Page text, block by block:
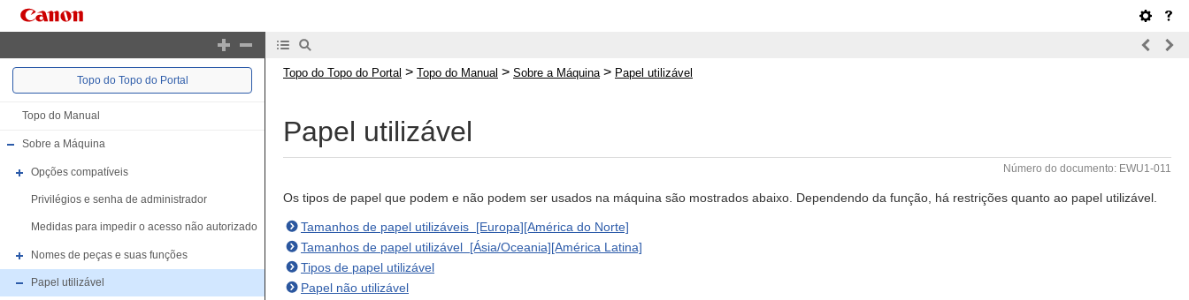
Topo do Topo do Portal
Topo do Manual
Sobre a Máquina
Opções compatíveis
Privilégios e senha de administrador
Medidas para impedir o acesso não autorizado
Nomes de peças e suas funções
Papel utilizável
Topo do Topo do Portal > Topo do Manual > Sobre a Máquina > Papel utilizável
Papel utilizável
Número do documento: EWU1-011
Os tipos de papel que podem e não podem ser usados na máquina são mostrados abaixo. Dependendo da função, há restrições quanto ao papel utilizável.
Tamanhos de papel utilizáveis [Europa][América do Norte]
Tamanhos de papel utilizável [Ásia/Oceania][América Latina]
Tipos de papel utilizável
Papel não utilizável